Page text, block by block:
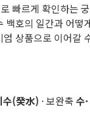
빠르게 확인하는 궁
백호의 일간과 어떻
상품으로 이어갈
수(癸水) · 보완축 수·